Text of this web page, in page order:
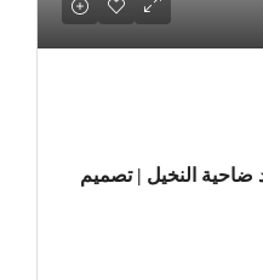
ضاحية النخيل | تصميم